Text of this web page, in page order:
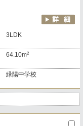
3LDK
64.10m2
緑陽中学校